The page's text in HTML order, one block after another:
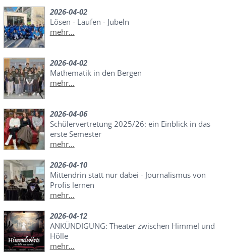
2026-04-02
Lösen - Laufen - Jubeln
mehr...
2026-04-02
Mathematik in den Bergen
mehr...
2026-04-06
Schülervertretung 2025/26: ein Einblick in das
erste Semester
mehr...
2026-04-10
Mittendrin statt nur dabei - Journalismus von
Profis lernen
mehr...
2026-04-12
ANKÜNDIGUNG: Theater zwischen Himmel und
Hölle
mehr...